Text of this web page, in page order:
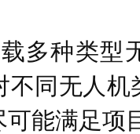
多种类型
不同无人
能满足项